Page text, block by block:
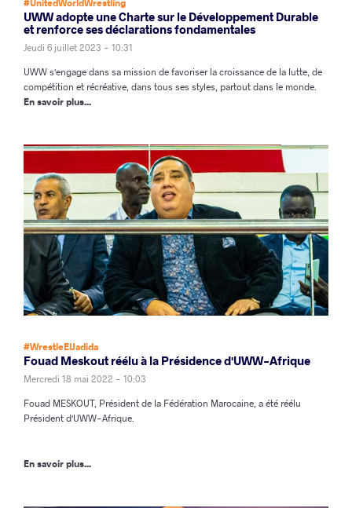
UWW adopte une Charte sur le Développement Durable
et renforce ses déclarations fondamentales
Jeudi 6 juillet 2023 - 10:31
UWW s'engage dans sa mission de favoriser la croissance de la lutte, de
compétition et récréative, dans tous ses styles, partout dans le monde.
En savoir plus...
#WrestleElJadida
Fouad Meskout réélu à la Présidence d'UWW-Afrique
Mercredi 18 mai 2022 - 10:03
Fouad MESKOUT, Président de la Fédération Marocaine, a été réélu
Président d'UWW-Afrique.
En savoir plus...